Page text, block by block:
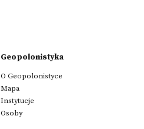
Geopolonistyka
O Geopolonistyce
Mapa
Instytucje
Osoby